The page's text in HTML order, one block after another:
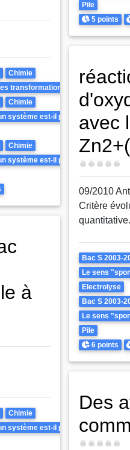
Pile
Points
5 points
Chimie
transformations de la matière ?
Chimie
système est-il prévisible ? Peut-il
Chimie
système est-il prévisible ? Peut-il
avec
Difficulté
09/2010
Critère
quantitative.
Theme
Bac S 2003-
Le sens
Electrolyse
Bac S 2003-
Le sens
Pile
Points
6 points
à
Chimie
système est-il prévisible ? Peut-il
Des
Difficulté